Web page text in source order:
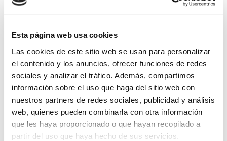
Esta página web usa cookies
Las cookies de este sitio web se usan para personalizar
el contenido y los anuncios, ofrecer funciones de redes
sociales y analizar el tráfico. Además, compartimos
información sobre el uso que haga del sitio web con
nuestros partners de redes sociales, publicidad y análisis
web, quienes pueden combinarla con otra información
que les haya proporcionado o que hayan recopilado a
partir del uso que haya hecho de sus servicios.
Igual que en el Plan Moderna, en el
recientemente aprobado Consejo del Diálogo
Social también participan UGT, CCOO y la
patronal CEN. En lo que concierne a los
servicios públicos, este órgano se constituye
con dos sindicatos que son minoría en las
Administraciones Públicas de Navarra (suman
el 44% de la representación de los